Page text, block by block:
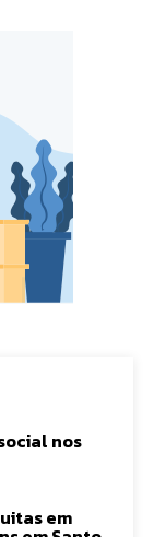
nos
em